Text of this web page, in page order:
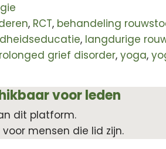
, RCT, behandeling
, langdurige
grief disorder, yoga,
voor leden
dit platform.
mensen die lid zijn.